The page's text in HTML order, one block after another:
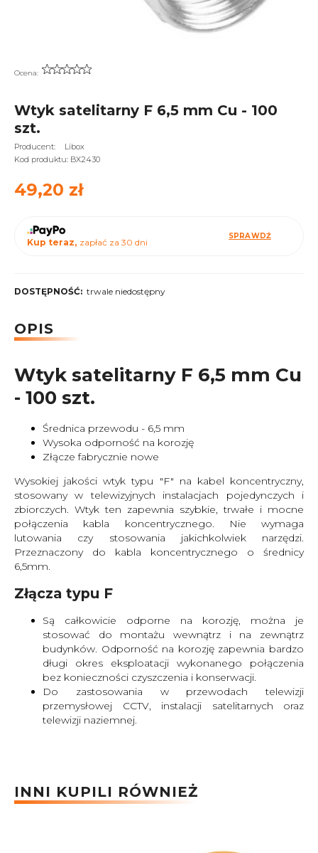
Ocena:
Wtyk satelitarny F 6,5 mm Cu - 100
szt.
Producent:
Libox
Kod produktu: BX2430
49,20 zł
Kup teraz, zapłać za 30 dni
SPRAWDŹ
DOSTĘPNOŚĆ: trwale niedostępny
OPIS
Wtyk satelitarny F 6,5 mm Cu
- 100 szt.
Średnica przewodu - 6,5 mm
Wysoka odporność na korozję
Złącze fabrycznie nowe
Wysokiej jakości wtyk typu "F" na kabel koncentryczny,
stosowany w telewizyjnych instalacjach pojedynczych i
zbiorczych. Wtyk ten zapewnia szybkie, trwałe i mocne
połączenia kabla koncentrycznego. Nie wymaga
lutowania czy stosowania jakichkolwiek narzędzi.
Przeznaczony do kabla koncentrycznego o średnicy
6,5mm.
Złącza typu F
Są całkowicie odporne na korozję, można je
stosować do montażu wewnątrz i na zewnątrz
budynków. Odporność na korozję zapewnia bardzo
długi okres eksploatacji wykonanego połączenia
bez konieczności czyszczenia i konserwacji.
Do zastosowania w przewodach telewizji
przemysłowej CCTV, instalacji satelitarnych oraz
telewizji naziemnej.
INNI KUPILI RÓWNIEŻ